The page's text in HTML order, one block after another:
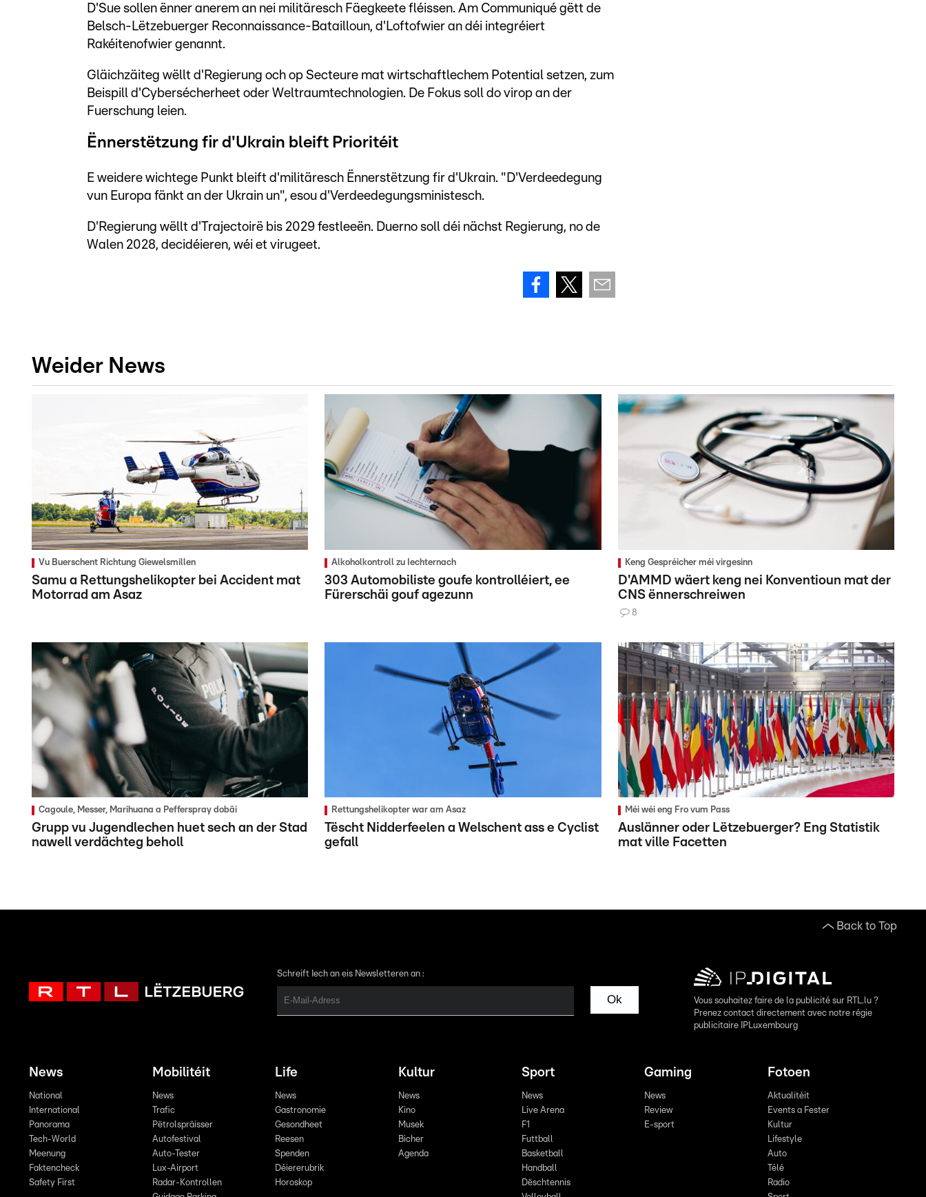
D'Sue sollen ënner anerem an nei militäresch Fäegkeete fléissen. Am Communiqué gëtt de
Belsch-Lëtzebuerger Reconnaissance-Batailloun, d'Loftofwier an déi integréiert
Rakéitenofwier genannt.
Gläichzäiteg wëllt d'Regierung och op Secteure mat wirtschaftlechem Potential setzen, zum
Beispill d'Cybersécherheet oder Weltraumtechnologien. De Fokus soll do virop an der
Fuerschung leien.
Ënnerstëtzung fir d'Ukrain bleift Prioritéit
E weidere wichtege Punkt bleift d'militäresch Ënnerstëtzung fir d'Ukrain. "D'Verdeedegung
vun Europa fänkt an der Ukrain un", esou d'Verdeedegungsministesch.
D'Regierung wëllt d'Trajectoirë bis 2029 festleeën. Duerno soll déi nächst Regierung, no de
Walen 2028, decidéieren, wéi et virugeet.
Weider News
Vu Buerschent Richtung Giewelsmillen
Samu a Rettungshelikopter bei Accident mat
Motorrad am Asaz
Alkoholkontroll zu Iechternach
303 Automobiliste goufe kontrolléiert, ee
Fürerschäi gouf agezunn
Keng Gespréicher méi virgesinn
D'AMMD wäert keng nei Konventioun mat der
CNS ënnerschreiwen
8
Cagoule, Messer, Marihuana a Pefferspray dobäi
Grupp vu Jugendlechen huet sech an der Stad
nawell verdächteg beholl
Rettungshelikopter war am Asaz
Tëscht Nidderfeelen a Welschent ass e Cyclist
gefall
Méi wéi eng Fro vum Pass
Auslänner oder Lëtzebuerger? Eng Statistik
mat ville Facetten
Back to Top
Schreift Iech an eis Newsletteren an :
Ok
Vous souhaitez faire de la publicité sur RTL.lu ?
Prenez contact directement avec notre régie
publicitaire IPLuxembourg
News
National
International
Panorama
Tech-World
Meenung
Faktencheck
Safety First
Mobilitéit
News
Trafic
Pëtrolspräisser
Autofestival
Auto-Tester
Lux-Airport
Radar-Kontrollen
Life
News
Gastronomie
Gesondheet
Reesen
Spenden
Déiererubrik
Horoskop
Kultur
News
Kino
Musek
Bicher
Agenda
Sport
News
Live Arena
F1
Futtball
Basketball
Handball
Dëschtennis
Gaming
News
Review
E-sport
Fotoen
Aktualitéit
Events a Fester
Kultur
Lifestyle
Auto
Télé
Radio